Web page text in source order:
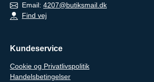
Email: 4207@butiksmail.dk
Find vej
Kundeservice
Cookie og Privatlivspolitik
Handelsbetingelser